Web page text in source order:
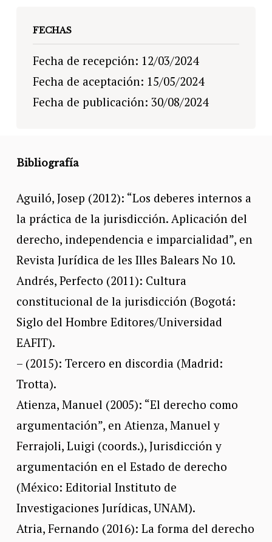
FECHAS
Fecha de recepción: 12/03/2024
Fecha de aceptación: 15/05/2024
Fecha de publicación: 30/08/2024
Bibliografía
Aguiló, Josep (2012): “Los deberes internos a
la práctica de la jurisdicción. Aplicación del
derecho, independencia e imparcialidad”, en
Revista Jurídica de les Illes Balears No 10.
Andrés, Perfecto (2011): Cultura
constitucional de la jurisdicción (Bogotá:
Siglo del Hombre Editores/Universidad
EAFIT).
– (2015): Tercero en discordia (Madrid:
Trotta).
Atienza, Manuel (2005): “El derecho como
argumentación”, en Atienza, Manuel y
Ferrajoli, Luigi (coords.), Jurisdicción y
argumentación en el Estado de derecho
(México: Editorial Instituto de
Investigaciones Jurídicas, UNAM).
Atria, Fernando (2016): La forma del derecho